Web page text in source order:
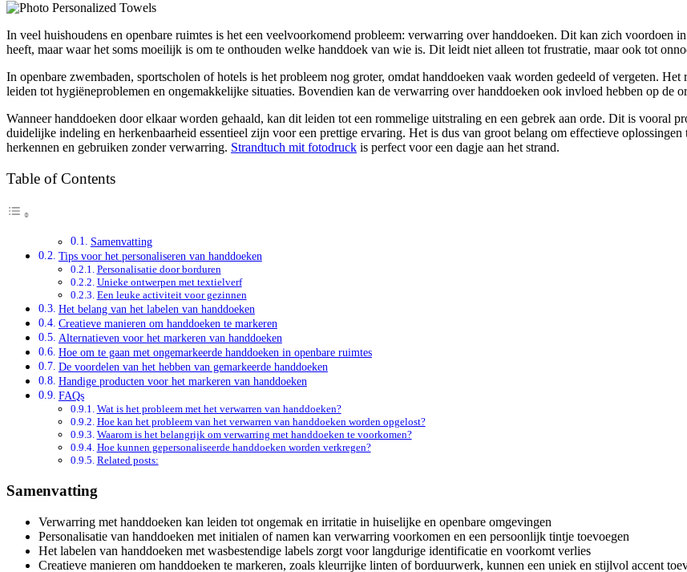
In veel huishoudens en openbare ruimtes is het een veelvoorkomend probleem: verwarring over handdoeken. Dit kan zich voordoen
heeft, maar waar het soms moeilijk is om te onthouden welke handdoek van wie is. Dit leidt niet alleen tot frustratie, maar ook tot
In openbare zwembaden, sportscholen of hotels is het probleem nog groter, omdat handdoeken vaak worden gedeeld of vergeten.
leiden tot hygiëneproblemen en ongemakkelijke situaties. Bovendien kan de verwarring over handdoeken ook invloed hebben op de
Wanneer handdoeken door elkaar worden gehaald, kan dit leiden tot een rommelige uitstraling en een gebrek aan orde. Dit is vooral
duidelijke indeling en herkenbaarheid essentieel zijn voor een prettige ervaring. Het is dus van groot belang om effectieve
herkennen en gebruiken zonder verwarring. Strandtuch mit fotodruck is perfect voor een dagje aan het strand.
Table of Contents
Samenvatting
Tips voor het personaliseren van handdoeken
Personalisatie door borduren
Unieke ontwerpen met textielverf
Een leuke activiteit voor gezinnen
Het belang van het labelen van handdoeken
Creatieve manieren om handdoeken te markeren
Alternatieven voor het markeren van handdoeken
Hoe om te gaan met ongemarkeerde handdoeken in openbare ruimtes
De voordelen van het hebben van gemarkeerde handdoeken
Handige producten voor het markeren van handdoeken
FAQs
Wat is het probleem met het verwarren van handdoeken?
Hoe kan het probleem van het verwarren van handdoeken worden opgelost?
Waarom is het belangrijk om verwarring met handdoeken te voorkomen?
Hoe kunnen gepersonaliseerde handdoeken worden verkregen?
Related posts:
Samenvatting
Verwarring met handdoeken kan leiden tot ongemak en irritatie in huiselijke en openbare omgevingen
Personalisatie van handdoeken met initialen of namen kan verwarring voorkomen en een persoonlijk tintje toevoegen
Het labelen van handdoeken met wasbestendige labels zorgt voor langdurige identificatie en voorkomt verlies
Creatieve manieren om handdoeken te markeren, zoals kleurrijke linten of borduurwerk, kunnen een uniek en stijlvol accent